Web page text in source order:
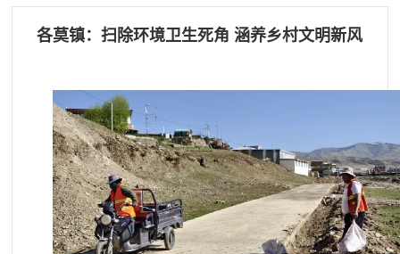
各莫镇：扫除环境卫生死角 涵养乡村文明新风